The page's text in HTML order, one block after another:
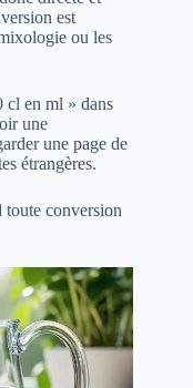
est
ou les
cl en ml » dans
une
une page de
étrangères.
toute conversion